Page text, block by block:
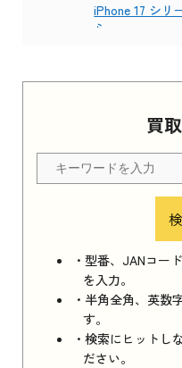
買
・型番、JANコー
を入力。
・半角全角、英数
す。
・検索にヒットし
ださい。
iPhone 17 シリ
ら
Apple Watch
ちら
iPhone 16e シ
iPhone 16e シ
ら
iPad 11インチ